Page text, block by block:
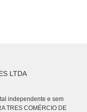
LTDA
independente e sem
TRES COMÉRCIO DE